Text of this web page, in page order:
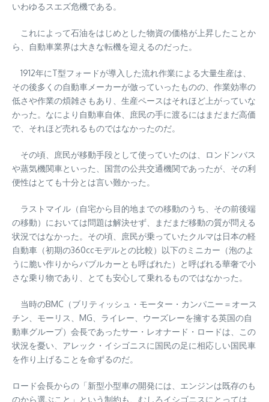
いわゆるスエズ危機である。
これによって石油をはじめとした物資の価格が上昇したことか
ら、自動車業界は大きな転機を迎えるのだった。
1912年にT型フォードが導入した流れ作業による大量生産は、
その後多くの自動車メーカーが倣っていったものの、作業効率の
低さや作業の煩雑さもあり、生産ペースはそれほど上がっていな
かった。なにより自動車自体、庶民の手に渡るにはまだまだ高価
で、それほど売れるものではなかったのだ。
その頃、庶民が移動手段として使っていたのは、ロンドンバス
や蒸気機関車といった、国営の公共交通機関であったが、その利
便性はとても十分とは言い難かった。
ラストマイル（自宅から目的地までの移動のうち、その前後端
の移動）においては問題は解決せず、まだまだ移動の質が問える
状況ではなかった。その頃、庶民が乗っていたクルマは日本の軽
自動車（初期の360ccモデルとの比較）以下のミニカー（泡のよ
うに脆い作りからバブルカーとも呼ばれた）と呼ばれる華奢で小
さな乗り物であり、とても安心して乗れるものではなかった。
当時のBMC（ブリティッシュ・モーター・カンパニー＝オース
チン、モーリス、MG、ライレー、ウーズレーを擁する英国の自
動車グループ）会長であったサー・レオナード・ロードは、この
状況を憂い、アレック・イシゴニスに国民の足に相応しい国民車
を作り上げることを命ずるのだ。
ロード会長からの「新型小型車の開発には、エンジンは既存のも
のから選ぶこと」という制約も、むしろイシゴニスにとっては、